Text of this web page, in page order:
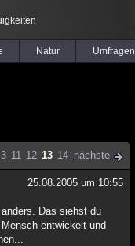
Natur Umfragen
3 11 12 13 14 nächste
25.08.2005 um 10:55
Das siehst du
entwickelt und